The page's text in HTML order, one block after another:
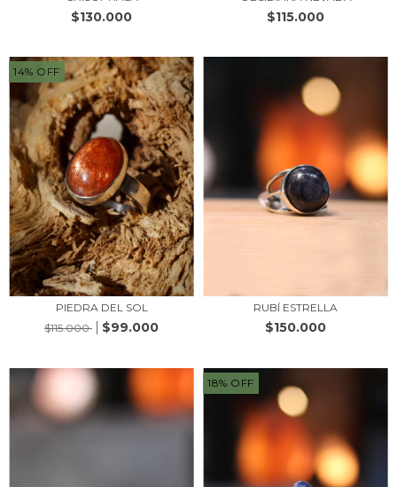
$130.000 $115.000
14% OFF
PIEDRA DEL SOL
$115.000
$99.000
RUBÍ ESTRELLA
$150.000
18% OFF